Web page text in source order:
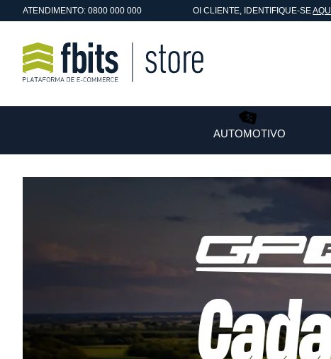
ATENDIMENTO: 0800 000 000 OICLIENTE, IDENTIFIQUE-SEAQUI
AUTOMOTIVO